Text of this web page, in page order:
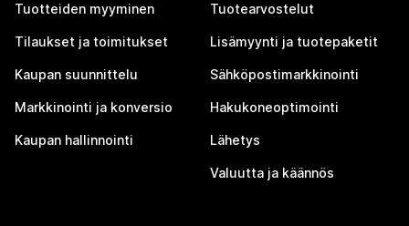
Tuotteiden myyminen
Tilaukset ja toimitukset
Kaupan suunnittelu
Markkinointi ja konversio
Kaupan hallinnointi
Tuotearvostelut
Lisämyynti ja tuotepaketit
Sähköpostimarkkinointi
Hakukoneoptimointi
Lähetys
Valuutta ja käännös